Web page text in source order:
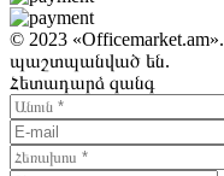
© 2023
պաշտպանված են.
Հետադարձ զանգ